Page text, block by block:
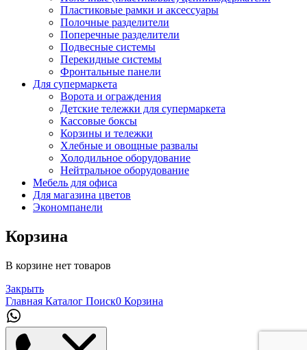
Пластиковые рамки и аксессуары
Полочные разделители
Поперечные разделители
Подвесные системы
Перекидные системы
Фронтальные панели
Для супермаркета
Ворота и ограждения
Детские тележки для супермаркета
Кассовые боксы
Корзины и тележки
Хлебные и овощные развалы
Холодильное оборудование
Нейтральное оборудование
Мебель для офиса
Для магазина цветов
Экономпанели
Корзина
В корзине нет товаров
Закрыть
Главная Каталог Поиск0 Корзина